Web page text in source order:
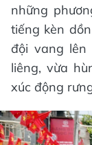
những
tiếng kèn
đội vang lên
liêng, vừa
xúc động